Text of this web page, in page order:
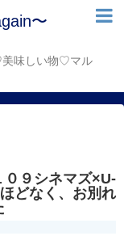
〜
味しい物♡マル
０９シネマズ×U-
どなく、お別れ